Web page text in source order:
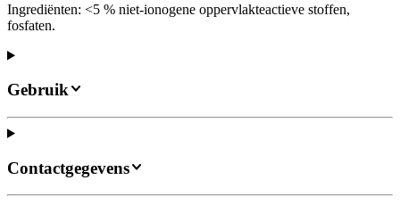
Ingrediënten: <5 % niet-ionogene oppervlakteactieve stoffen,
fosfaten.
Gebruik
Contactgegevens